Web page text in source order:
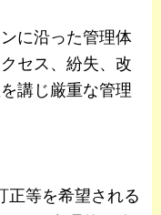
に沿った管理体
セス、紛失、改
講じ厳重な管理
等を希望される